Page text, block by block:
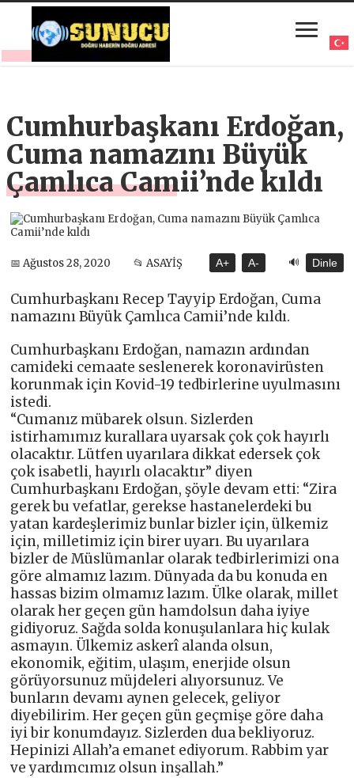
Cumhurbaşkanı Erdoğan,
Cuma namazını Büyük
Çamlıca Camii’nde kıldı
📅 Ağustos 28, 2020 📂 ASAYİŞ A+ A- 🔊 Dinle
Cumhurbaşkanı Recep Tayyip Erdoğan, Cuma
namazını Büyük Çamlıca Camii’nde kıldı.
Cumhurbaşkanı Erdoğan, namazın ardından
camideki cemaate seslenerek koronavirüsten
korunmak için Kovid-19 tedbirlerine uyulmasını
istedi.
“Cumanız mübarek olsun. Sizlerden
istirhamımız kurallara uyarsak çok çok hayırlı
olacaktır. Lütfen uyarılara dikkat edersek çok
çok isabetli, hayırlı olacaktır” diyen
Cumhurbaşkanı Erdoğan, şöyle devam etti: “Zira
gerek bu vefatlar, gerekse hastanelerdeki bu
yatan kardeşlerimiz bunlar bizler için, ülkemiz
için, milletimiz için birer uyarı. Bu uyarılara
bizler de Müslümanlar olarak tedbirlerimizi ona
göre almamız lazım. Dünyada da bu konuda en
hassas bizim olmamız lazım. Ülke olarak, millet
olarak her geçen gün hamdolsun daha iyiye
gidiyoruz. Sağda solda konuşulanlara hiç kulak
asmayın. Ülkemiz askerî alanda olsun,
ekonomik, eğitim, ulaşım, enerjide olsun
görüyorsunuz müjdeleri alıyorsunuz. Ve
bunların devamı aynen gelecek, geliyor
diyebilirim. Her geçen gün geçmişe göre daha
iyi bir konumdayız. Sizlerden dua bekliyoruz.
Hepinizi Allah’a emanet ediyorum. Rabbim yar
ve yardımcımız olsun inşallah.”